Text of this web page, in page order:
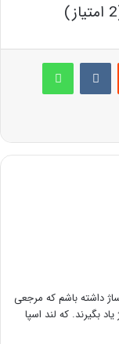
‫رددیت ‫VKontakteواتس آپ
داشته باشم که مرجعی
بگیرند. که لند اسپا